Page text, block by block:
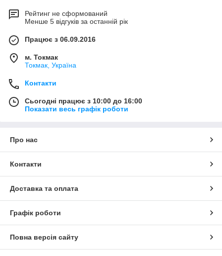
Рейтинг не сформований
Менше 5 відгуків за останній рік
Працює з 06.09.2016
м. Токмак
Токмак, Україна
Контакти
Сьогодні працює з 10:00 до 16:00
Показати весь графік роботи
Про нас
Контакти
Доставка та оплата
Графік роботи
Повна версія сайту